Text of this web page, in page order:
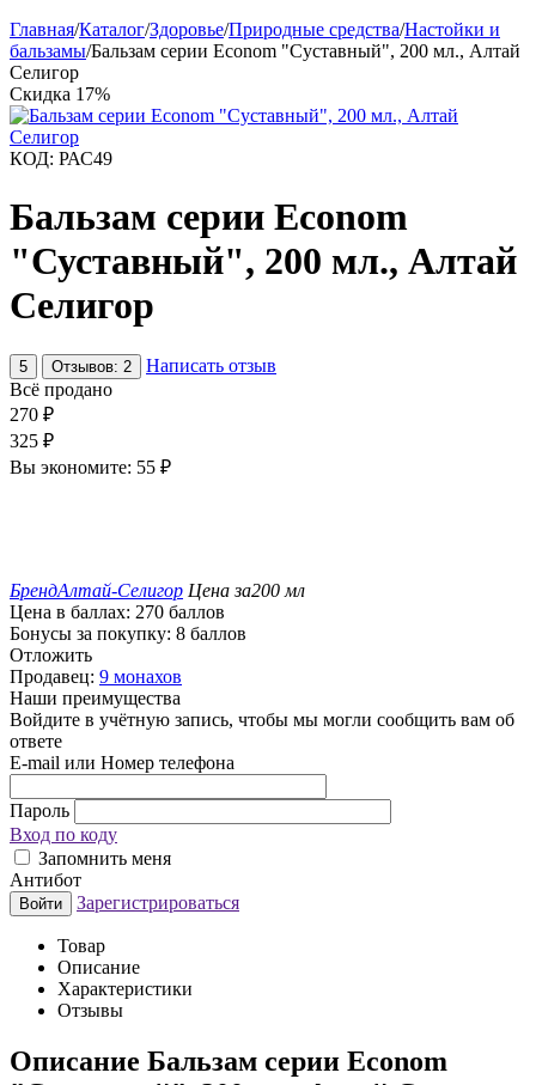
Главная/Каталог/Здоровье/Природные средства/Настойки и
бальзамы/Бальзам серии Econom "Суставный", 200 мл., Алтай
Селигор
Скидка 17%
КОД: РАС49
Бальзам серии Econom
"Суставный", 200 мл., Алтай
Селигор
5 Отзывов: 2
Написать отзыв
Всё продано
270 ₽
325 ₽
Вы экономите: 55 ₽
БрендАлтай-Селигор Цена за200 мл
Цена в баллах: 270 баллов
Бонусы за покупку: 8 баллов
Отложить
Продавец: 9 монахов
Наши преимущества
Войдите в учётную запись, чтобы мы могли сообщить вам об
ответе
E-mail или Номер телефона
Пароль
Вход по коду
Запомнить меня
Антибот
Войти Зарегистрироваться
Товар
Описание
Характеристики
Отзывы
Описание Бальзам серии Econom